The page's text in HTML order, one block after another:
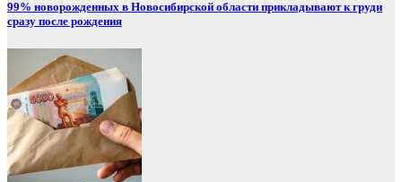
99% новорожденных в Новосибирской области прикладывают к груди
сразу после рождения